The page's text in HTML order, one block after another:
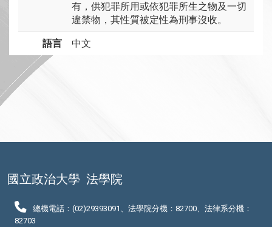
有，供犯罪所用或依犯罪所生之物及一切
違禁物，其性質被定性為刑事沒收。
語言 中文
國立政治大學 法學院
總機電話：(02)29393091、法學院分機：82700、法律系分機：
82703